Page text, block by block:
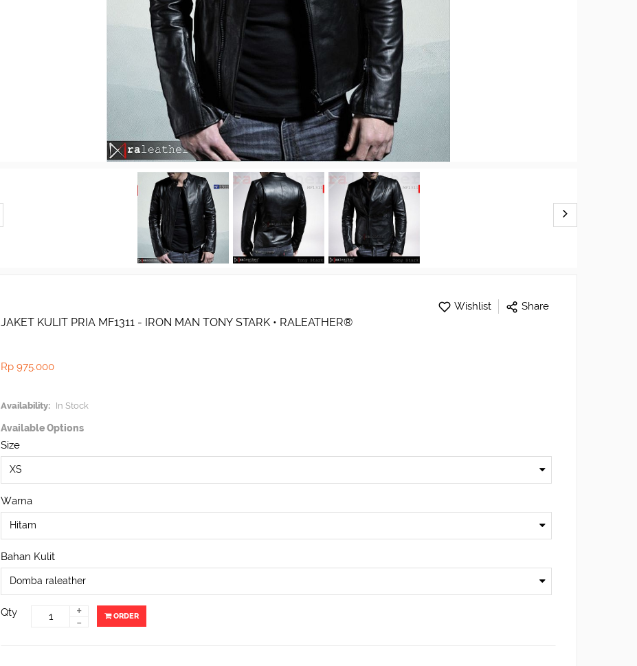
Wishlist Share
JAKET KULIT PRIA MF1311 - IRON MAN TONY STARK • RALEATHER®
Rp 975.000
Availability: In Stock
Available Options
Size
Warna
Bahan Kulit
Qty +
- ORDER